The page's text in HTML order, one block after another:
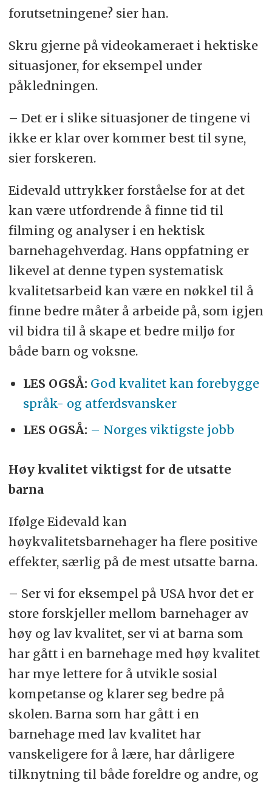
forutsetningene? sier han.
Skru gjerne på videokameraet i hektiske
situasjoner, for eksempel under
påkledningen.
– Det er i slike situasjoner de tingene vi
ikke er klar over kommer best til syne,
sier forskeren.
Eidevald uttrykker forståelse for at det
kan være utfordrende å finne tid til
filming og analyser i en hektisk
barnehagehverdag. Hans oppfatning er
likevel at denne typen systematisk
kvalitetsarbeid kan være en nøkkel til å
finne bedre måter å arbeide på, som igjen
vil bidra til å skape et bedre miljø for
både barn og voksne.
LES OGSÅ: God kvalitet kan forebygge
språk- og atferdsvansker
LES OGSÅ: – Norges viktigste jobb
Høy kvalitet viktigst for de utsatte
barna
Ifølge Eidevald kan
høykvalitetsbarnehager ha flere positive
effekter, særlig på de mest utsatte barna.
– Ser vi for eksempel på USA hvor det er
store forskjeller mellom barnehager av
høy og lav kvalitet, ser vi at barna som
har gått i en barnehage med høy kvalitet
har mye lettere for å utvikle sosial
kompetanse og klarer seg bedre på
skolen. Barna som har gått i en
barnehage med lav kvalitet har
vanskeligere for å lære, har dårligere
tilknytning til både foreldre og andre, og